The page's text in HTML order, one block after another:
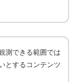
測できる範囲では
とするコンテンツ